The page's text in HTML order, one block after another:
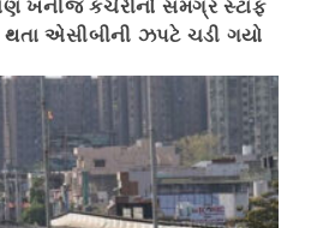
ખનીજ કચેરીનો સમગ્ર સ્ટાફ
થતા એસીબીની ઝપટે ચડી ગયો